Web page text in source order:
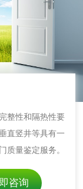
整性和隔热性要
直竖井等具有一
质量鉴定服务。
咨询
驱蚊检测
霉菌污染分析
防螨除螨检测